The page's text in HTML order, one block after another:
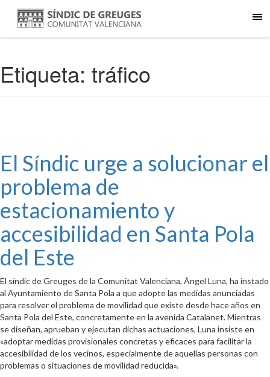
Etiqueta: tráfico
El Síndic urge a solucionar el
problema de
estacionamiento y
accesibilidad en Santa Pola
del Este
El síndic de Greuges de la Comunitat Valenciana, Ángel Luna, ha instado
al Ayuntamiento de Santa Pola a que adopte las medidas anunciadas
para resolver el problema de movilidad que existe desde hace años en
Santa Pola del Este, concretamente en la avenida Catalanet. Mientras
se diseñan, aprueban y ejecutan dichas actuaciones, Luna insiste en
«adoptar medidas provisionales concretas y eficaces para facilitar la
accesibilidad de los vecinos, especialmente de aquellas personas con
problemas o situaciones de movilidad reducida».